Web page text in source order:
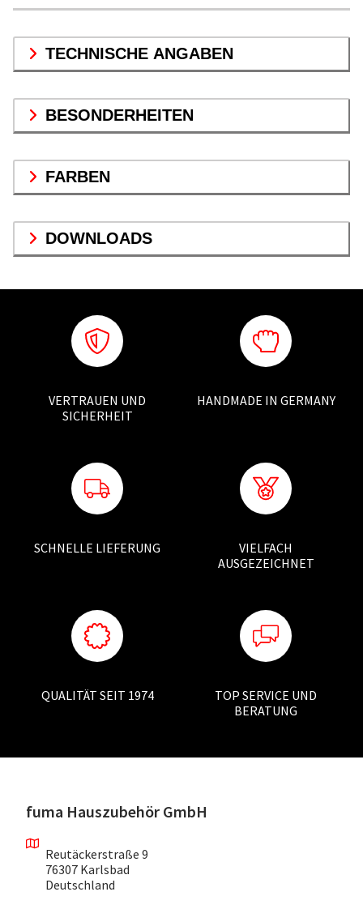
TECHNISCHE ANGABEN
BESONDERHEITEN
FARBEN
DOWNLOADS
VERTRAUEN UND
SICHERHEIT
HANDMADE IN GERMANY
SCHNELLE LIEFERUNG
VIELFACH
AUSGEZEICHNET
QUALITÄT SEIT 1974
TOP SERVICE UND
BERATUNG
fuma Hauszubehör GmbH
Reutäckerstraße 9
76307 Karlsbad
Deutschland